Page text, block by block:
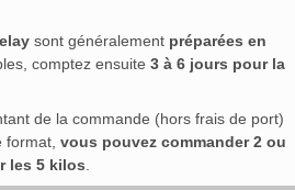
sont généralement préparées en
comptez ensuite 3 à 6 jours pour la
de la commande (hors frais de port)
format, vous pouvez commander 2 ou
les 5 kilos